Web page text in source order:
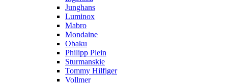
Junghans
Luminox
Mabro
Mondaine
Obaku
Philipp Plein
Sturmanskie
Tommy Hilfiger
Vollmer